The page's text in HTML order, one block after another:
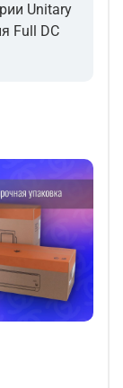
Unitary
Full DC